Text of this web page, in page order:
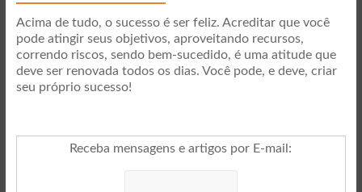
Acima de tudo, o sucesso é ser feliz. Acreditar que você
pode atingir seus objetivos, aproveitando recursos,
correndo riscos, sendo bem-sucedido, é uma atitude que
deve ser renovada todos os dias. Você pode, e deve, criar
seu próprio sucesso!
Receba mensagens e artigos por E-mail :